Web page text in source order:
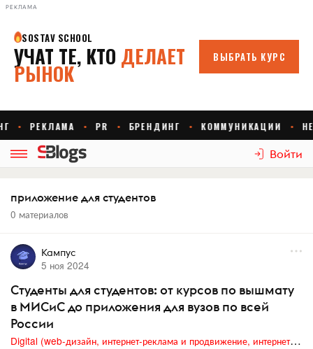
РЕКЛАМА
Войти
приложение для студентов
0 материалов
Кампус
5 ноя 2024
Студенты для студентов: от курсов по вышмату
в МИСиС до приложения для вузов по всей
России
Digital (web-дизайн, интернет-реклама и продвижение, интернет-сообщества и блоги, интернет-коммуникации, мобильный маркетинг, реклама на цифровых экранах)